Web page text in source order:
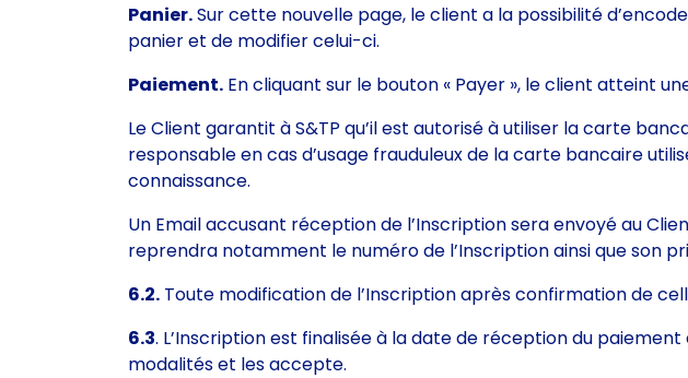
Panier.Sur cette nouvelle page, le client a la possibilité
panier et de modifier celui-ci.
Paiement. En cliquant sur le bouton « Payer », le client atteint
Le Client garantit à S&TP qu’il est autorisé à utiliser la carte
responsable en cas d’usage frauduleux de la carte bancaire
connaissance.
Un Email accusant réception de l’Inscription sera envoyé au
reprendra notamment le numéro de l’Inscription ainsi que son
6.2. Toute modification de l’Inscription après confirmation de
6.3. L’Inscription est finalisée à la date de réception du
modalités et les accepte.